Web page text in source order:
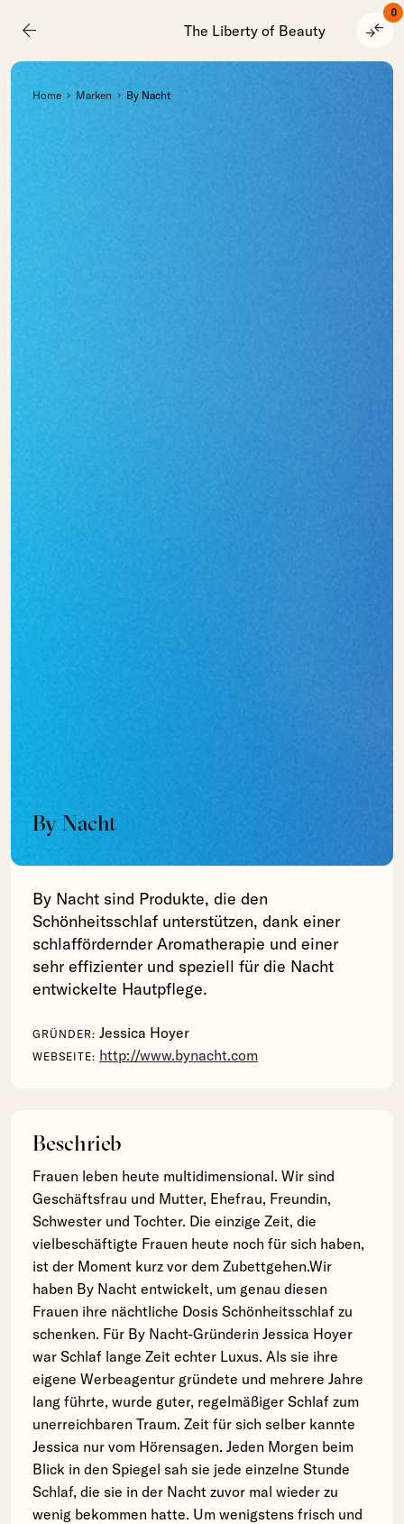
arrow_back The Liberty of Beauty compare_arrows
0
Home Marken By Nacht
By Nacht
By Nacht sind Produkte, die den
Schönheitsschlaf unterstützen, dank einer
schlaffördernder Aromatherapie und einer
sehr effizienter und speziell für die Nacht
entwickelte Hautpflege.
GRÜNDER: Jessica Hoyer
WEBSEITE: http://www.bynacht.com
Beschrieb
Frauen leben heute multidimensional. Wir sind
Geschäftsfrau und Mutter, Ehefrau, Freundin,
Schwester und Tochter. Die einzige Zeit, die
vielbeschäftigte Frauen heute noch für sich haben,
ist der Moment kurz vor dem Zubettgehen.Wir
haben By Nacht entwickelt, um genau diesen
Frauen ihre nächtliche Dosis Schönheitsschlaf zu
schenken. Für By Nacht-Gründerin Jessica Hoyer
war Schlaf lange Zeit echter Luxus. Als sie ihre
eigene Werbeagentur gründete und mehrere Jahre
lang führte, wurde guter, regelmäßiger Schlaf zum
unerreichbaren Traum. Zeit für sich selber kannte
Jessica nur vom Hörensagen. Jeden Morgen beim
Blick in den Spiegel sah sie jede einzelne Stunde
Schlaf, die sie in der Nacht zuvor mal wieder zu
wenig bekommen hatte. Um wenigstens frisch und